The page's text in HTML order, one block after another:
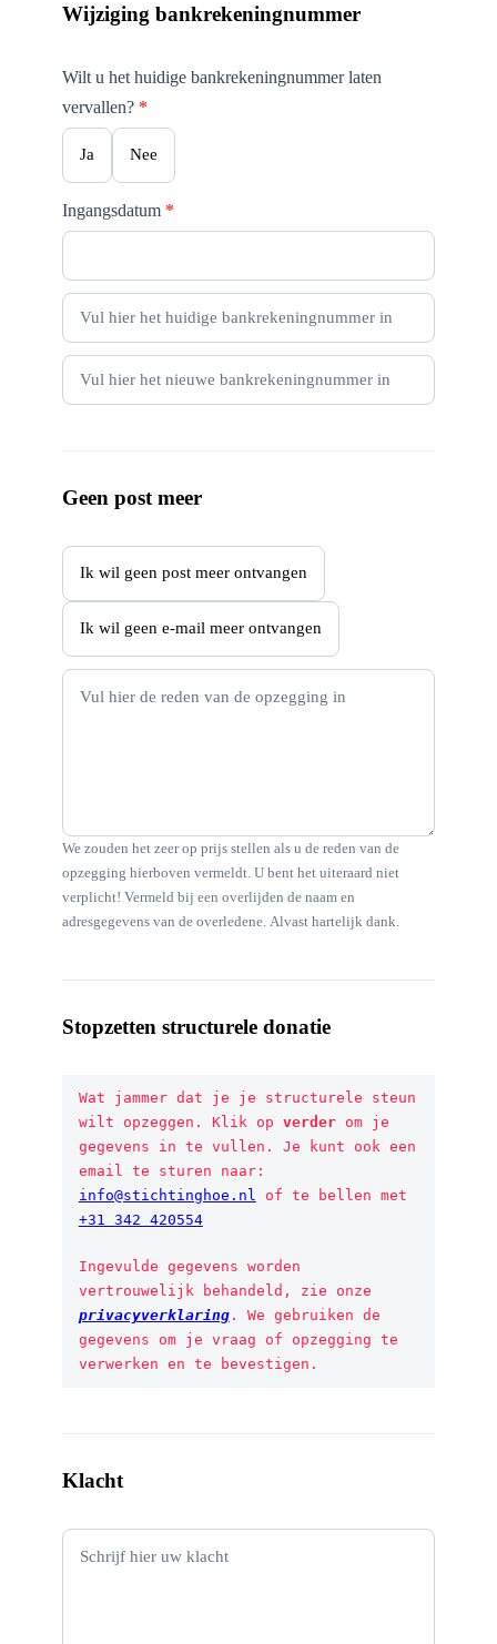
Wijziging bankrekeningnummer
Wilt u het huidige bankrekeningnummer laten
vervallen? *
Ja Nee
Ingangsdatum *
Geen post meer
Ik wil geen post meer ontvangen
Ik wil geen e-mail meer ontvangen
We zouden het zeer op prijs stellen als u de reden van de
opzegging hierboven vermeldt. U bent het uiteraard niet
verplicht! Vermeld bij een overlijden de naam en
adresgegevens van de overledene. Alvast hartelijk dank.
Stopzetten structurele donatie
Wat jammer dat je je structurele steun
wilt opzeggen. Klik op verder om je
gegevens in te vullen. Je kunt ook een
info@stichtinghoe.nl
+31 342 420554
Ingevulde gegevens worden
privacyverklaring. We gebruiken de
gegevens om je vraag of opzegging te
verwerken en te bevestigen.
Klacht